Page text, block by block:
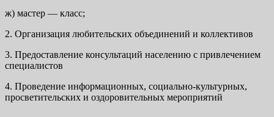
ж) мастер — класс;
2. Организация любительских объединений и коллективов
3. Предоставление консультаций населению с привлечением
специалистов
4. Проведение информационных, социально-культурных,
просветительских и оздоровительных мероприятий